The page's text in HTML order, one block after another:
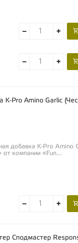
− +
− +
K-Pro Amino Garlic
добавка K-Pro Amino
компании «Fun...
− +
Сподмастер